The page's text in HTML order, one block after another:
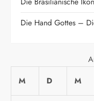
i
a
t
Die Hand Gottes –
M
D M